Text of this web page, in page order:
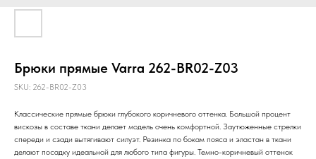
Брюки прямые Varra 262-BR02-Z03
SKU: 262-BR02-Z03
Классические прямые брюки глубокого коричневого оттенка. Большой процент
вискозы в составе ткани делает модель очень комфортной. Заутюженные стрелки
спереди и сзади вытягивают силуэт. Резинка по бокам пояса и эластан в ткани
делают посадку идеальной для любого типа фигуры. Темно-коричневый оттенок